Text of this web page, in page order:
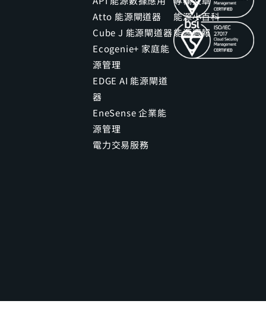
Atto 能源閘道器
Cube J 能源閘道器
Ecogenie+ 家庭能
源管理
EDGE AI 能源閘道
器
EneSense 企業能
源管理
電力交易服務
能源小百科
能源週報